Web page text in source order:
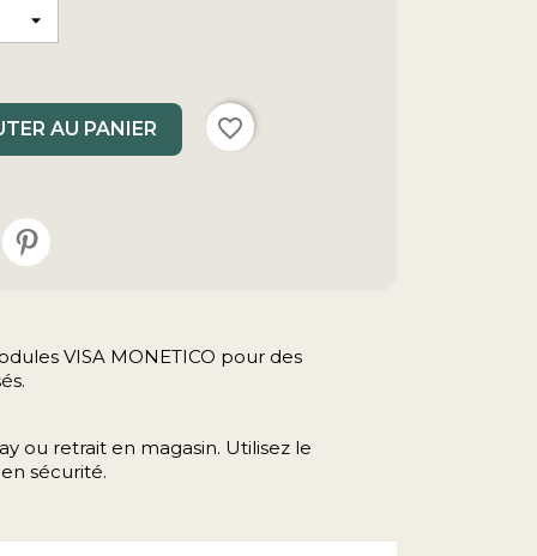
AU PANIER favorite_border
VISA MONETICO pour des
ou retrait en magasin. Utilisez le
sécurité.